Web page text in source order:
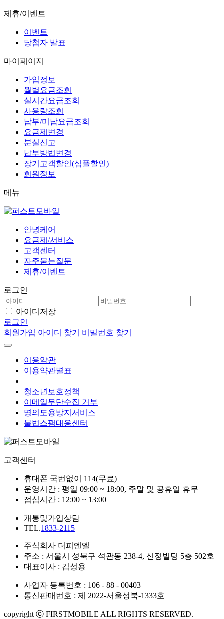
제휴/이벤트
이벤트
당첨자 발표
마이페이지
가입정보
월별요금조회
실시간요금조회
사용량조회
납부/미납요금조회
요금제변경
분실신고
납부방법변경
장기고객할인(심플할인)
회원정보
메뉴
안녕케어
요금제/서비스
고객센터
자주묻는질문
제휴/이벤트
로그인
아이디저장
로그인
회원가입 아이디 찾기 비밀번호 찾기
이용약관
이용약관별표
청소년보호정책
이메일무단수집 거부
명의도용방지서비스
불법스팸대응센터
고객센터
휴대폰 국번없이 114(무료)
운영시간 : 평일 09:00 ~ 18:00, 주말 및 공휴일 휴무
점심시간 : 12:00 ~ 13:00
개통및가입상담
TEL.1833-2115
주식회사 더피엔엘
주소 : 서울시 성북구 석관동 238-4, 신정빌딩 5층 502호
대표이사 : 김성용
사업자 등록번호 : 106 - 88 - 00403
통신판매번호 : 제 2022-서울성북-1333호
copyright ⓒ FIRSTMOBILE ALL RIGHTS RESERVED.